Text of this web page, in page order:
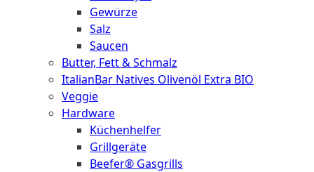
Gewürze
Salz
Saucen
Butter, Fett & Schmalz
ItalianBar Natives Olivenöl Extra BIO
Veggie
Hardware
Küchenhelfer
Grillgeräte
Beefer® Gasgrills